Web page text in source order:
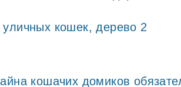
кошачих домиков